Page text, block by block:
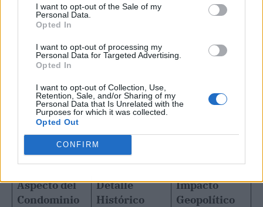
I want to opt-out of the Sale of my
Personal Data.
Opted In
I want to opt-out of processing my
Personal Data for Targeted Advertising.
Opted In
I want to opt-out of Collection, Use,
Retention, Sale, and/or Sharing of my
Personal Data that Is Unrelated with the
Purposes for which it was collected.
Opted Out
CONFIRM
Aspecto del
Condominio
Detalle
Histórico
Impacto
Geopolítico